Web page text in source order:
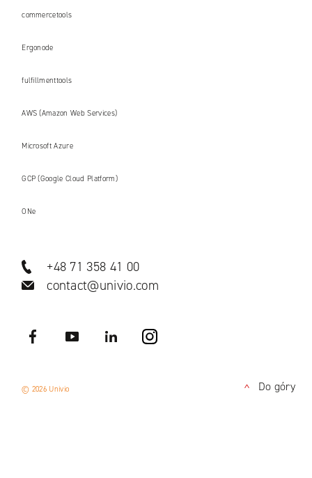
commercetools
Ergonode
fulfillmenttools
AWS (Amazon Web Services)
Microsoft Azure
GCP (Google Cloud Platform)
ONe
+48 71 358 41 00
contact@univio.com
Facebook YouTube LinkedIN
© 2026 Univio <Do góry